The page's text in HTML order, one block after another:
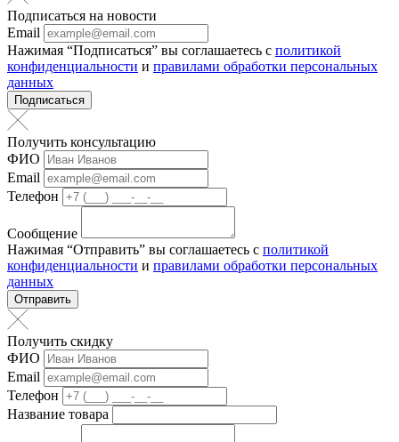
Подписаться на новости
Email
Нажимая “Подписаться” вы соглашаетесь с политикой
конфиденциальности и правилами обработки персональных
данных
Подписаться
Получить консультацию
ФИО
Email
Телефон
Сообщение
Нажимая “Отправить” вы соглашаетесь с политикой
конфиденциальности и правилами обработки персональных
данных
Отправить
Получить скидку
ФИО
Email
Телефон
Название товара